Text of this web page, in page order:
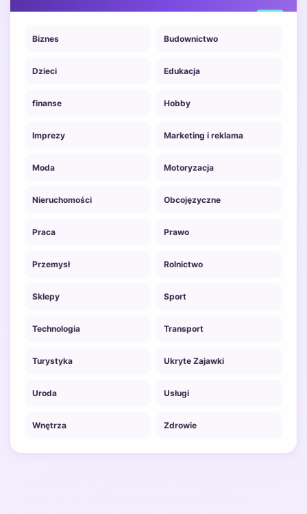
Biznes Budownictwo
Dzieci Edukacja
finanse Hobby
Imprezy Marketing i reklama
Moda Motoryzacja
Nieruchomości Obcojęzyczne
Praca Prawo
Przemysł Rolnictwo
Sklepy Sport
Technologia Transport
Turystyka Ukryte Zajawki
Uroda Usługi
Wnętrza Zdrowie